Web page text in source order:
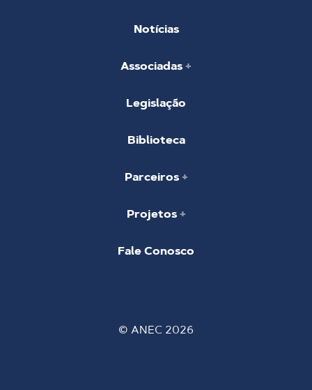
Notícias
Associadas
Legislação
Biblioteca
Parceiros
Projetos
Fale Conosco
© ANEC 2026